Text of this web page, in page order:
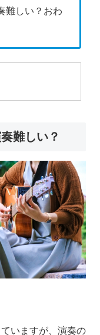
難しい？おわ
難しい？
いますが、演奏の